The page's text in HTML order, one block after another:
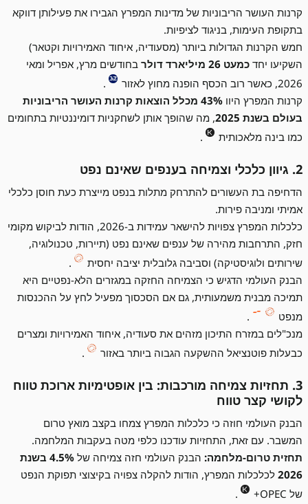
קרנות העושר הריבוניות של מדינות המפרץ הגבירו את פעילותן דווקא
בתקופת העימות, בניגוד לציפיות.
חמש הקרנות הגדולות ביותר (מסעודיה, איחוד האמירויות וקטאר)
השקיעו יחד כמעט 26 מיליארד דולר
בחודשים מרץ, אפריל ומאי
2026, כאשר רוב הכסף הופנה מחוץ לאזור
.
קרנות המפרץ היוו
43% מכלל הוצאות קרנות העושר הריבוניות
בעולם בשנת 2025
, מה שהופך אותן לשחקניות דומיננטיות בתחומים
כמו בינה מלאכותית
.
2. גיוון כלכלי וצמיחה בענפים שאינם נפט
הדחיפה בת העשורים להתרחק מתלות בנפט מייצרת כעת חוסן כלכלי
אמיתי ומניבה פירות.
כלכלות המפרץ צפויות להישאר עמידות ב-2026, הודות לביקוש מקומי
חזק, התרחבות מהירה של ענפים שאינם נפט (תיירות, טכנולוגיה,
שירותים ולוגיסטיקה) וסביבה גלובלית יציבה יחסית
.
הבנק העולמי הדגיש כי הצמיחה החזקה במגזרים הלא-נפטיים היא
תמיכה מבנית משמעותית, גם אם הסכסוך מפעיל לחץ על ההכנסות
מנפט
.
מנכ"לים במזרח התיכון מזהים את סעודיה, איחוד האמירויות ומצרים
כבעלות פוטנציאל ההשקעה הגבוה ביותר באזור
.
3. תחזיות צמיחה מורכבות: בין אופטימיות ארוכת טווח
לקושי קצר טווח
הבנק העולמי חוזה כי כלכלות המפרץ צמחו בקצב מואץ טרום
המשבר. עם זאת, התחזיות עודכנו כלפי מטה בעקבות המלחמה.
תחזית טרום-מלחמה: הבנק העולמי חזה צמיחה של
4.5% בשנת
2026 לכלכלות המפרץ, הודות להקלה צפויה בקיצוצי תפוקת הנפט
של OPEC+
.